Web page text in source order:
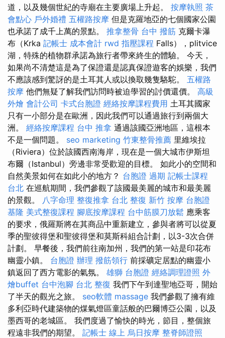
道，以及幾個世紀的寺廟在主要廣場上升起。 按摩執照 茶
會點心 戶外婚禮 五權路按摩 但是克羅地亞的七個國家公園
也承諾了成千上萬的景點。 推拿整骨 台中 撥筋 克爾卡瀑
布（Krka 記帳士 成本會計 rwd 指壓課程 Falls），plitvice
湖，特殊的植物群承諾為旅行者帶來終生的體驗。 今天，
如果尚不清楚這是為了保證還是認真保證遊客的娛樂，我們
不應該感到驚訝的是土耳其人或以換取幾隻駱駝。 五權路
按摩 他們無疑了解我們訪問時被迫學習的討價還價。 高級
外燴 會計公司 卡式台胞證 經絡按摩課程費用 土耳其國家
只有一小部分是在歐洲，因此我們可以通過旅行到兩個大
洲。 經絡按摩課程 台中 推拿 通過該國亞洲地區，這根本
不是一個問題。 seo marketing 竹東整骨推薦 里維埃拉
（Riviera）位於該國西南海岸，現在是一個大城市伊斯坦
布爾（Istanbul）旁邊非常受歡迎的目標。 如此小的空間和
自然美景如何在如此小的地方？ 台胞證 過期 記帳士課程
台北 在巡航期間，我們參觀了該國最美麗的城市和最美麗
的景觀。 八字命理 整復推拿 台北 整復 新竹 按摩 台胞證
基隆 美式整復課程 腳底按摩課程 台中筋膜刀放鬆 應乘客
的要求，俄羅斯將在其商品中重新建立，參與者將可以從夏
季的聖彼得堡和聖彼得堡和莫斯科組合計劃，以3-3次合併
計劃。 早餐後，我們前往南加州，我們的第一站是印花布
幽靈小鎮。 台胞證 辦理 撥筋領行 前採礦定居點的幽靈小
鎮返回了西方電影的氣氛。 雄獅 台胞證 經絡調理證照 外
燴buffet 台中泡腳 台北 整復 我們下午到達聖地亞哥，開始
了半天的觀光之旅。 seo軟體 massage 我們參觀了擁有維
多利亞時代建築物的煤氣燈區童話般的巴爾博亞公園，以及
墨西哥的老城區。 我們度過了愉快的時光，節目，整個旅
程遠非我們的期望。 記帳士 線上 烏日按摩 整脊師證照